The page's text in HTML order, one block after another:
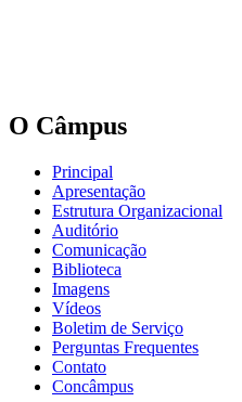
O Câmpus
Principal
Apresentação
Estrutura Organizacional
Auditório
Comunicação
Biblioteca
Imagens
Vídeos
Boletim de Serviço
Perguntas Frequentes
Contato
Concâmpus